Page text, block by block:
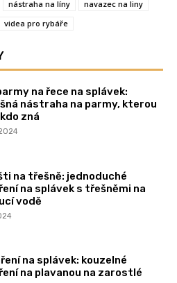
nástraha na líny
navazec na liny
videa pro rybáře
na řece na splávek:
nástraha na parmy, kterou
zná
na třešně: jednoduché
na splávek s třešněmi na
vodě
na splávek: kouzelné
na plavanou na zarostlé